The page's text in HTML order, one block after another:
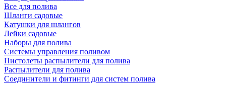
Все для полива
Шланги садовые
Катушки для шлангов
Лейки садовые
Наборы для полива
Системы управления поливом
Пистолеты распылители для полива
Распылители для полива
Соединители и фитинги для систем полива